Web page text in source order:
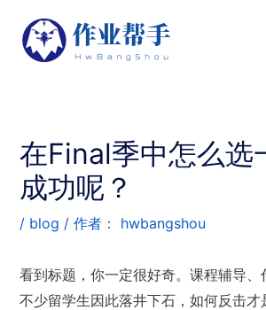
在Final季中怎么选
成功呢？
/ blog / 作者： hwbangshou
看到标题，你一定很好奇。课程辅导
不少留学生因此落井下石，如何反击